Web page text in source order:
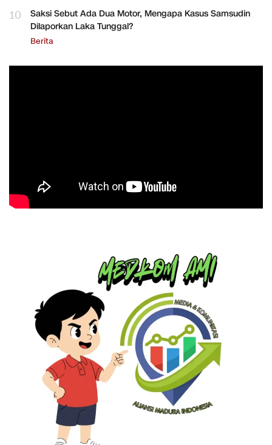
10
Saksi Sebut Ada Dua Motor, Mengapa Kasus Samsudin
Dilaporkan Laka Tunggal?
Berita